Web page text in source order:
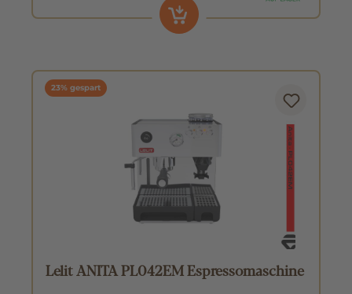
23% gespart
Lelit ANITA PL042EM Espressomaschine